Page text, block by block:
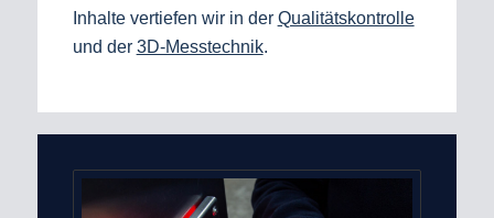
Inhalte vertiefen wir in der Qualitätskontrolle
und der 3D‑Messtechnik.